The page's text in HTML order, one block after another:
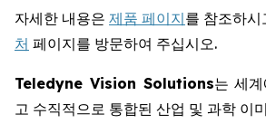
자세한 내용은 제품 페이지를 참조하시
처 페이지를 방문하여 주십시오.
Teledyne Vision Solutions는 세
고 수직적으로 통합된 산업 및 과학 이